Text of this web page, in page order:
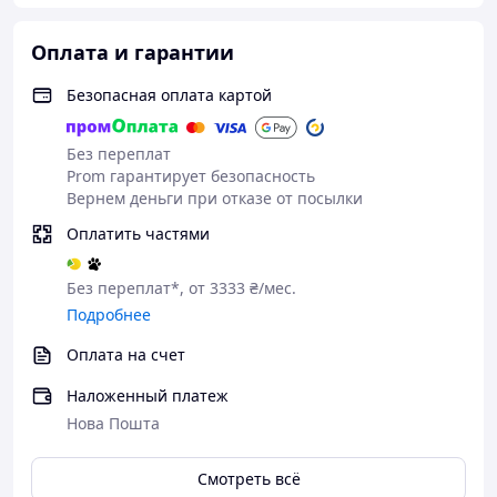
✔️ альтанки
Оплата и гарантии
Безопасная оплата картой
Без переплат
Prom гарантирует безопасность
Вернем деньги при отказе от посылки
Оплатить частями
Без переплат*, от 3333 ₴/мес.
Подробнее
Оплата на счет
Наложенный платеж
Нова Пошта
Смотреть всё